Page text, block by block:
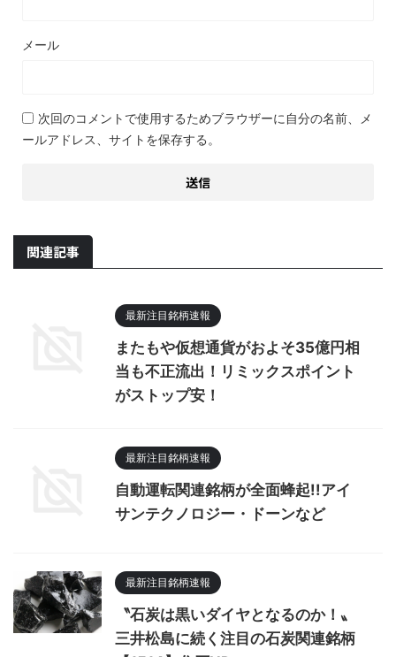
メール
次回のコメントで使用するためブラウザーに自分の名前、メ
ールアドレス、サイトを保存する。
関連記事
最新注目銘柄速報
またもや仮想通貨がおよそ35億円相
当も不正流出！リミックスポイント
がストップ安！
最新注目銘柄速報
自動運転関連銘柄が全面蜂起!!アイ
サンテクノロジー・ドーンなど
最新注目銘柄速報
〝石炭は黒いダイヤとなるのか！〟
三井松島に続く注目の石炭関連銘柄